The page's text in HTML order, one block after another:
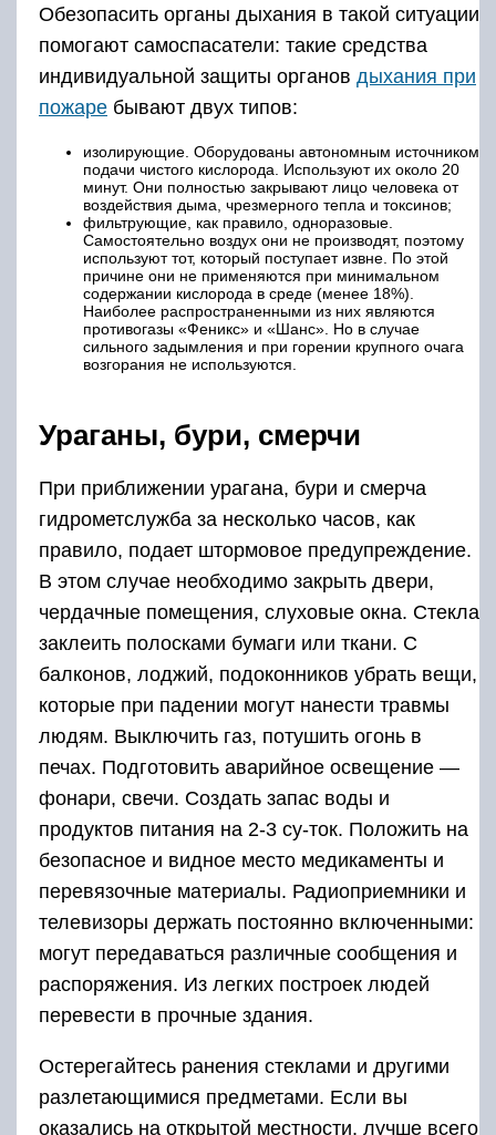
Обезопасить органы дыхания в такой ситуации
помогают самоспасатели: такие средства
индивидуальной защиты органов дыхания при
пожаре бывают двух типов:
изолирующие. Оборудованы автономным источником
подачи чистого кислорода. Используют их около 20
минут. Они полностью закрывают лицо человека от
воздействия дыма, чрезмерного тепла и токсинов;
фильтрующие, как правило, одноразовые.
Самостоятельно воздух они не производят, поэтому
используют тот, который поступает извне. По этой
причине они не применяются при минимальном
содержании кислорода в среде (менее 18%).
Наиболее распространенными из них являются
противогазы «Феникс» и «Шанс». Но в случае
сильного задымления и при горении крупного очага
возгорания не используются.
Ураганы, бури, смерчи
При приближении урагана, бури и смерча
гидрометслужба за несколько часов, как
правило, подает штормовое предупреждение.
В этом случае необходимо закрыть двери,
чердачные помещения, слуховые окна. Стекла
заклеить полосками бумаги или ткани. С
балконов, лоджий, подоконников убрать вещи,
которые при падении могут нанести травмы
людям. Выключить газ, потушить огонь в
печах. Подготовить аварийное освещение —
фонари, свечи. Создать запас воды и
продуктов питания на 2-3 су-ток. Положить на
безопасное и видное место медикаменты и
перевязочные материалы. Радиоприемники и
телевизоры держать постоянно включенными:
могут передаваться различные сообщения и
распоряжения. Из легких построек людей
перевести в прочные здания.
Остерегайтесь ранения стеклами и другими
разлетающимися предметами. Если вы
оказались на открытой местности, лучше всего